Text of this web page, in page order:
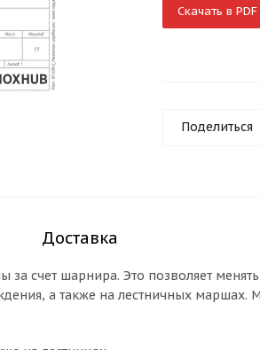
Скачать в PDF
Поделиться
Доставка
счет шарнира. Это позволяет
а также на лестничных